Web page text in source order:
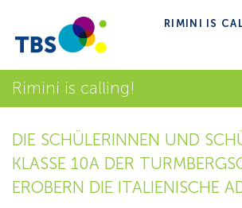
RIMINI IS
Rimini is calling!
DIE SCHÜLERINNEN UND
KLASSE 10A DER
EROBERN DIE ITALIENISCHE